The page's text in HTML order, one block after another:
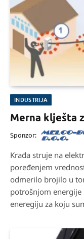
INDUSTRIJA
Merna klješta
Sponzor:
Krađa struje na
poređenjem
odmerilo brojilo u
potrošnjom energije
eneregiju za koju